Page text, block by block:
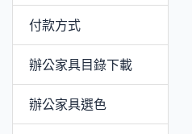
付款方式
辦公家具目錄下載
辦公家具選色